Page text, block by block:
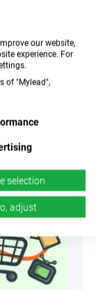
our website,
experience. For
of "Mylead",
selection
adjust